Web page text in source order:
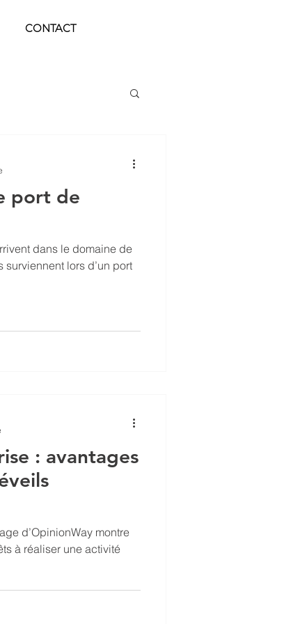
CONTACT
port de
dans le domaine de
lors d’un port
: avantages
d’OpinionWay montre
à réaliser une activité